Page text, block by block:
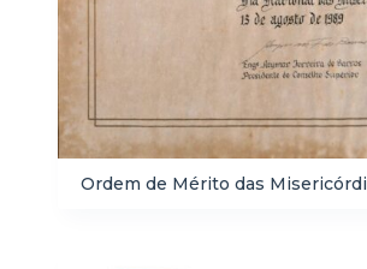
Ordem de Mérito das